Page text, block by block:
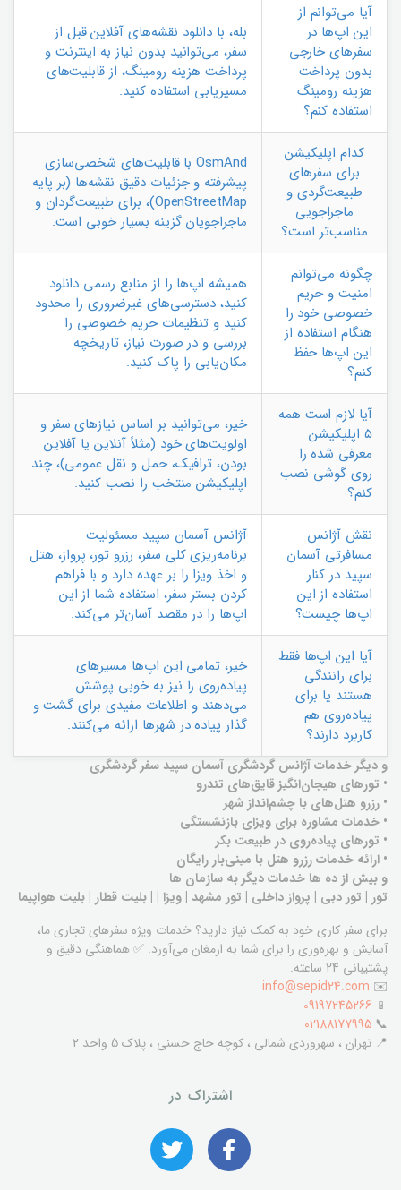
آیا می‌توانم از
این اپ‌ها در
سفرهای خارجی
بدون پرداخت
هزینه رومینگ
استفاده کنم؟
بله، با دانلود نقشه‌های آفلاین قبل از
سفر، می‌توانید بدون نیاز به اینترنت و
پرداخت هزینه رومینگ، از قابلیت‌های
مسیریابی استفاده کنید.
کدام اپلیکیشن
برای سفرهای
طبیعت‌گردی و
ماجراجویی
مناسب‌تر است؟
OsmAnd با قابلیت‌های شخصی‌سازی
پیشرفته و جزئیات دقیق نقشه‌ها (بر پایه
OpenStreetMap)، برای طبیعت‌گردان و
ماجراجویان گزینه بسیار خوبی است.
چگونه می‌توانم
امنیت و حریم
خصوصی خود را
هنگام استفاده از
این اپ‌ها حفظ
کنم؟
همیشه اپ‌ها را از منابع رسمی دانلود
کنید، دسترسی‌های غیرضروری را محدود
کنید و تنظیمات حریم خصوصی را
بررسی و در صورت نیاز، تاریخچه
مکان‌یابی را پاک کنید.
آیا لازم است همه
۵ اپلیکیشن
معرفی شده را
روی گوشی نصب
کنم؟
خیر، می‌توانید بر اساس نیازهای سفر و
اولویت‌های خود (مثلاً آنلاین یا آفلاین
بودن، ترافیک، حمل و نقل عمومی)، چند
اپلیکیشن منتخب را نصب کنید.
نقش آژانس
مسافرتی آسمان
سپید در کنار
استفاده از این
اپ‌ها چیست؟
آژانس آسمان سپید مسئولیت
برنامه‌ریزی کلی سفر، رزرو تور، پرواز، هتل
و اخذ ویزا را بر عهده دارد و با فراهم
کردن بستر سفر، استفاده شما از این
اپ‌ها را در مقصد آسان‌تر می‌کند.
آیا این اپ‌ها فقط
برای رانندگی
هستند یا برای
پیاده‌روی هم
کاربرد دارند؟
خیر، تمامی این اپ‌ها مسیرهای
پیاده‌روی را نیز به خوبی پوشش
می‌دهند و اطلاعات مفیدی برای گشت و
گذار پیاده در شهرها ارائه می‌کنند.
و دیگر خدمات آژانس گردشگری آسمان سپید سفر گردشگری
• تورهای هیجان‌انگیز قایق‌های تندرو
• رزرو هتل‌های با چشم‌انداز شهر
• خدمات مشاوره برای ویزای بازنشستگی
• تورهای پیاده‌روی در طبیعت بکر
• ارائه خدمات رزرو هتل با مینی‌بار رایگان
و بیش از ده ها خدمات دیگر به سازمان ها
تور | تور دبی | پرواز داخلی | تور مشهد | ویزا | | بلیت قطار | بلیت هواپیما
برای سفر کاری خود به کمک نیاز دارید؟ خدمات ویژه سفرهای تجاری ما،
آسایش و بهره‌وری را برای شما به ارمغان می‌آورد. ✅ هماهنگی دقیق و
پشتیبانی 24 ساعته.
✉️
info@sepid24.com
📱
09197245266
📞
02188177995
📍 تهران ، سهروردی شمالی ، کوچه حاج حسنی ، پلاک 5 واحد 2
اشتراک در